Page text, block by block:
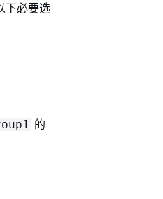
下必要选
的